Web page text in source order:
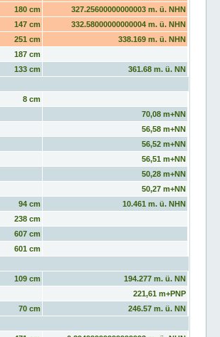
180 cm
327.25600000000003 m. ü. NHN
147 cm
332.58000000000004 m. ü. NHN
251 cm
338.169 m. ü. NHN
187 cm
133 cm
361.68 m. ü. NN
8 cm
70,08 m+NN
56,58 m+NN
56,52 m+NN
56,51 m+NN
50,28 m+NN
50,27 m+NN
94 cm
10.461 m. ü. NHN
238 cm
607 cm
601 cm
109 cm
194.277 m. ü. NN
221,61 m+PNP
70 cm
246.57 m. ü. NN